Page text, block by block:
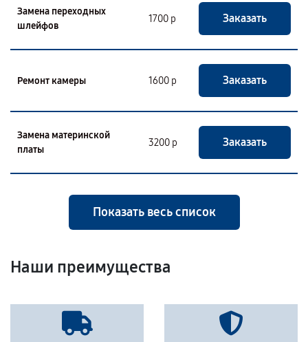
Замена переходных
шлейфов
1700 р Заказать
Ремонт камеры 1600 р Заказать
Замена материнской
платы
3200 р Заказать
Показать весь список
Наши преимущества